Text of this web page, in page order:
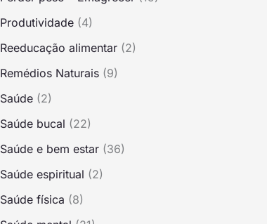
Produtividade (4)
Reeducação alimentar (2)
Remédios Naturais (9)
Saúde (2)
Saúde bucal (22)
Saúde e bem estar (36)
Saúde espiritual (2)
Saúde física (8)